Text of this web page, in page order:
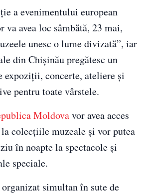
a evenimentului european
va avea loc sâmbătă, 23 mai,
unesc o lume divizată”, iar
din Chișinău pregătesc un
expoziții, concerte, ateliere și
pentru toate vârstele.
Moldovavor avea acces
colecțiile muzeale și vor putea
în noapte la spectacole și
speciale.
simultan în sute de